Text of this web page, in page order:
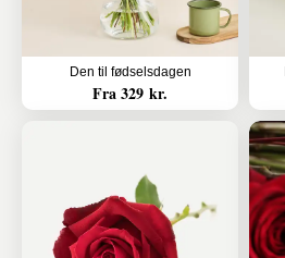
Den til fødselsdagen
Fra 329 kr.